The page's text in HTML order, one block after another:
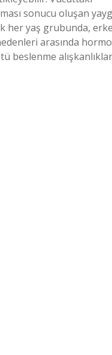
sonucu oluşan
her yaş grubunda,
arasında
beslenme